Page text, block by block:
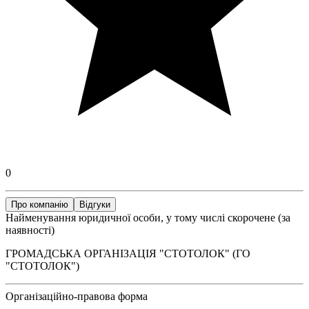
0
Про компанію Відгуки
Найменування юридичної особи, у тому числі скорочене (за
наявності)
ГРОМАДСЬКА ОРГАНІЗАЦІЯ "СТОТОЛОК" (ГО
"СТОТОЛОК")
Організаційно-правова форма